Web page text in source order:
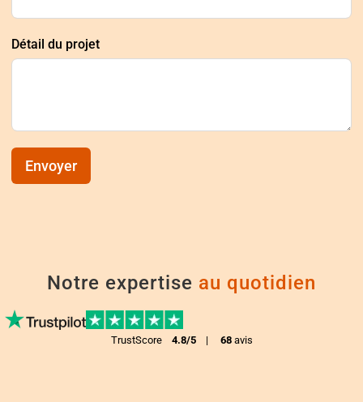
Détail du projet
Envoyer
Notre expertise au quotidien
TrustScore 4.8/5| 68avis